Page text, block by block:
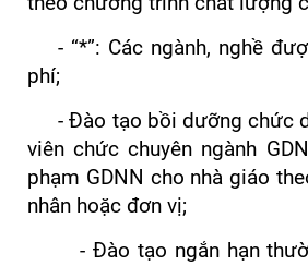
- “*”: Các ngành, nghề
phí;
- Đào tạo bồi dưỡng chức
viên chức chuyên ngành
phạm GDNN cho nhà giáo
nhân hoặc đơn vị;
- Đào tạo ngắn hạn